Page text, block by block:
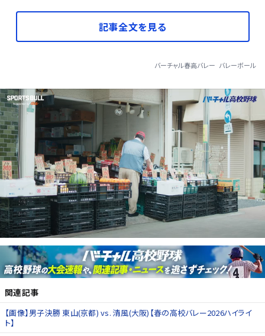
記事全文を見る
バーチャル春高バレー バレーボール
関連記事
【画像】男子決勝 東山(京都) vs. 清風(大阪)【春の高校バレー2026ハイライ
ト】